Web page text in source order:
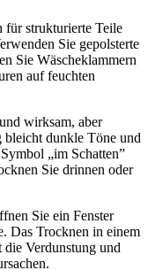
für strukturierte Teile
Sie gepolsterte
Sie Wäscheklammern
auf feuchten
wirksam, aber
dunkle Töne und
„im Schatten”
Sie drinnen oder
Sie ein Fenster
Das Trocknen in einem
die Verdunstung und